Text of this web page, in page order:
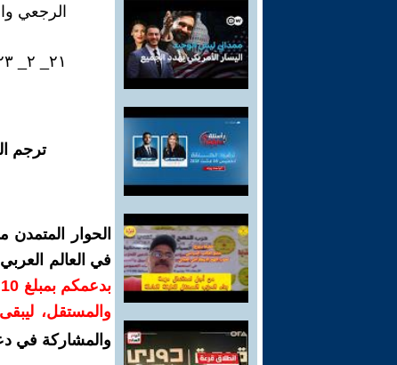
الرجعي
٢١_ ٢_ ٢٠٢٣
ترجم
الحوار
في العالم
والمستقل،
والمشاركة في